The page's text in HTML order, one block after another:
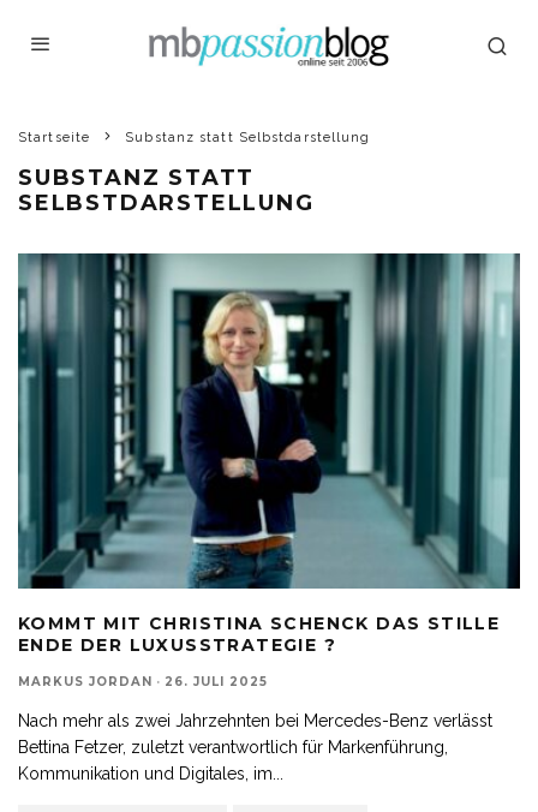
Startseite Substanz statt Selbstdarstellung
SUBSTANZ STATT
SELBSTDARSTELLUNG
KOMMT MIT CHRISTINA SCHENCK DAS STILLE
ENDE DER LUXUSSTRATEGIE ?
MARKUS JORDAN · 26. JULI 2025
Nach mehr als zwei Jahrzehnten bei Mercedes-Benz verlässt
Bettina Fetzer, zuletzt verantwortlich für Markenführung,
Kommunikation und Digitales, im